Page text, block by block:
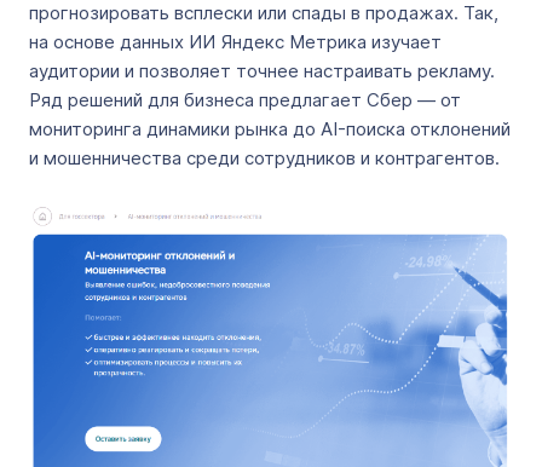
прогнозировать всплески или спады в продажах. Так,
на основе данных ИИ Яндекс Метрика изучает
аудитории и позволяет точнее настраивать рекламу.
Ряд решений для бизнеса предлагает Сбер — от
мониторинга динамики рынка до AI-поиска отклонений
и мошенничества среди сотрудников и контрагентов.